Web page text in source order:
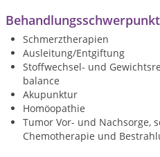
Schmerztherapien
Ausleitung/Entgiftung
Stoffwechsel- und
balance
Akupunktur
Homöopathie
Tumor Vor- und Nachsorge,
Chemotherapie und